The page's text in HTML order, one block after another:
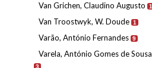
Van Grichen, Claudino Augusto 1
Van Troostwyk, W. Doude 1
Varão, António Fernandes 9
Varela, António Gomes de Sousa
3